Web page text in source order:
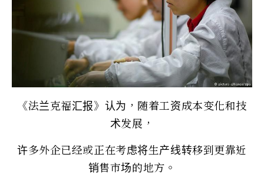
《法兰克福汇报》认为，随着工资成本变化和技
术发展，
许多外企已经或正在考虑将生产线转移到更靠近
销售市场的地方。